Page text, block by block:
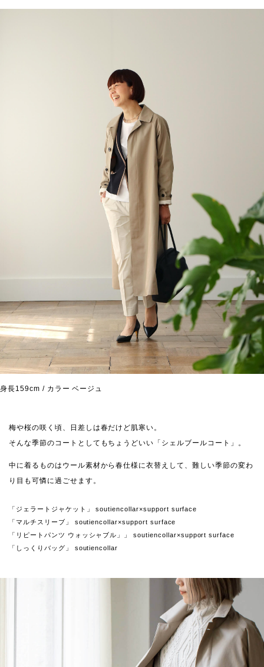
身長159cm / カラー ベージュ
梅や桜の咲く頃、日差しは春だけど肌寒い。
そんな季節のコートとしてもちょうどいい「シェルブールコート」。
中に着るものはウール素材から春仕様に衣替えして、難しい季節の変わ
り目も可憐に過ごせます。
「ジェラートジャケット」 soutiencollar×support surface
「マルチスリーブ」 soutiencollar×support surface
「リピートパンツ ウォッシャブル」」 soutiencollar×support surface
「しっくりバッグ」 soutiencollar